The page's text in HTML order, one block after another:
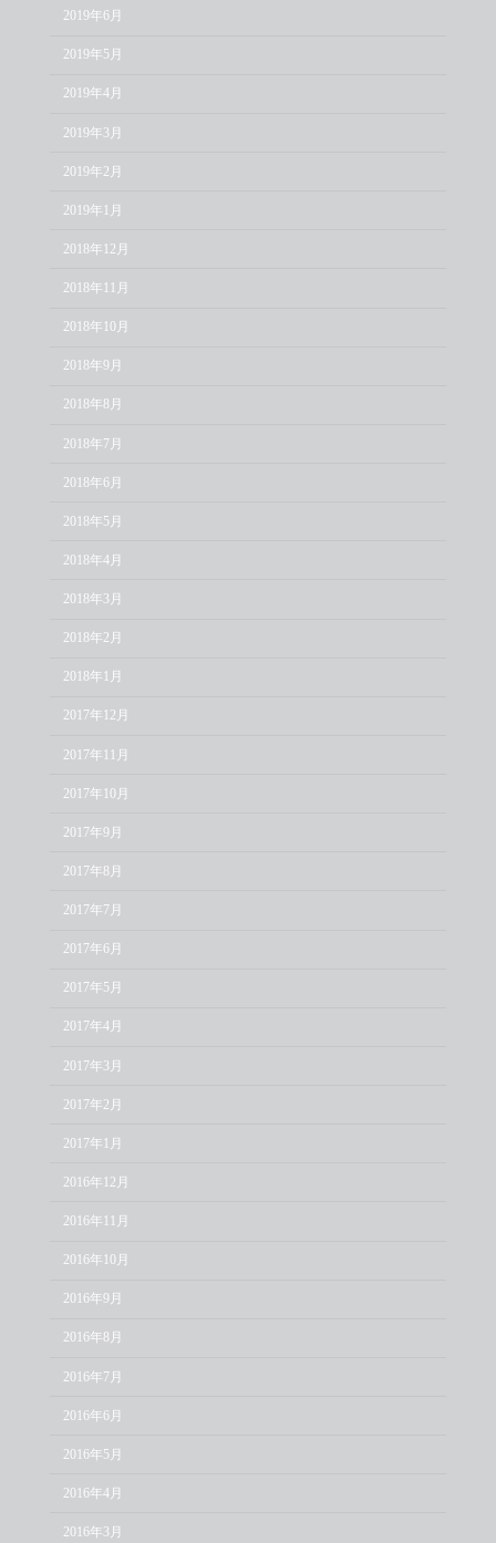
2019年6月
2019年5月
2019年4月
2019年3月
2019年2月
2019年1月
2018年12月
2018年11月
2018年10月
2018年9月
2018年8月
2018年7月
2018年6月
2018年5月
2018年4月
2018年3月
2018年2月
2018年1月
2017年12月
2017年11月
2017年10月
2017年9月
2017年8月
2017年7月
2017年6月
2017年5月
2017年4月
2017年3月
2017年2月
2017年1月
2016年12月
2016年11月
2016年10月
2016年9月
2016年8月
2016年7月
2016年6月
2016年5月
2016年4月
2016年3月